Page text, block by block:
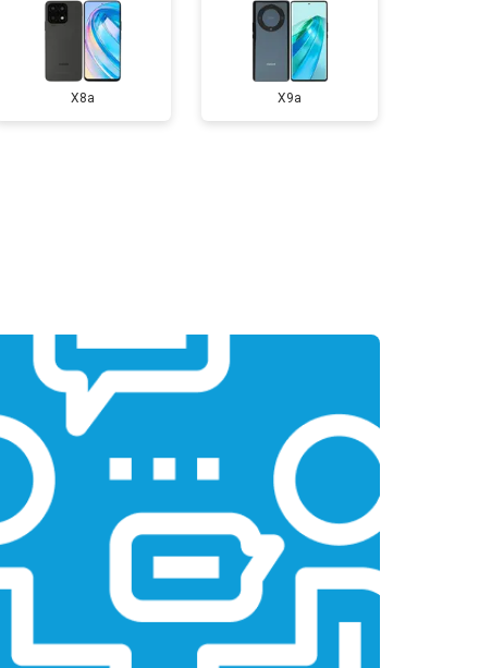
от 1400 ₽ Заказать
X8a X9a